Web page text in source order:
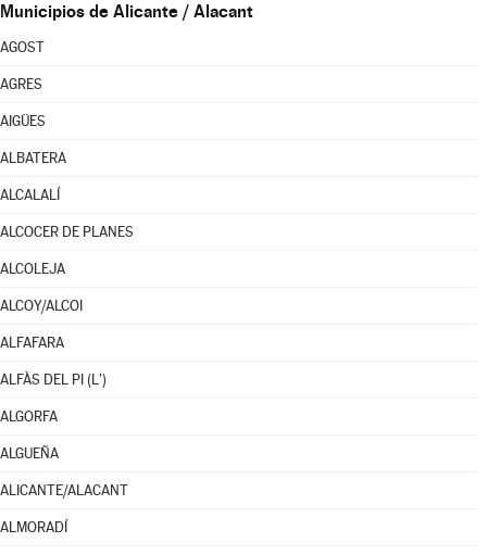
Municipios de Alicante / Alacant
AGOST
AGRES
AIGÜES
ALBATERA
ALCALALÍ
ALCOCER DE PLANES
ALCOLEJA
ALCOY/ALCOI
ALFAFARA
ALFÀS DEL PI (L')
ALGORFA
ALGUEÑA
ALICANTE/ALACANT
ALMORADÍ